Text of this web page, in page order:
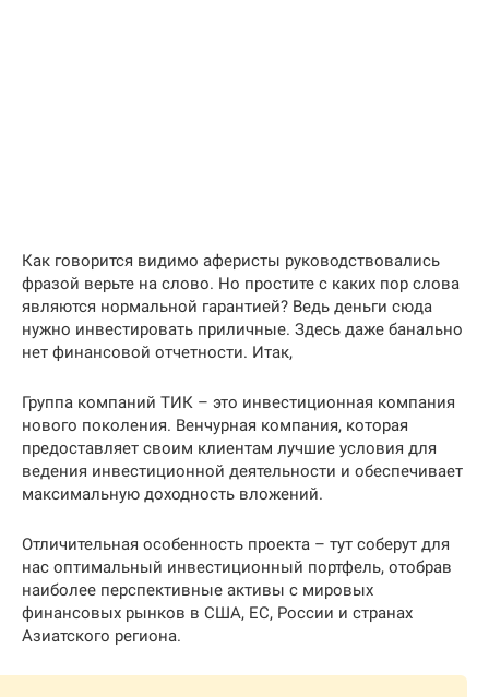
Как говорится видимо аферисты руководствовались
фразой верьте на слово. Но простите с каких пор слова
являются нормальной гарантией? Ведь деньги сюда
нужно инвестировать приличные. Здесь даже банально
нет финансовой отчетности. Итак,
Группа компаний ТИК – это инвестиционная компания
нового поколения. Венчурная компания, которая
предоставляет своим клиентам лучшие условия для
ведения инвестиционной деятельности и обеспечивает
максимальную доходность вложений.
Отличительная особенность проекта – тут соберут для
нас оптимальный инвестиционный портфель, отобрав
наиболее перспективные активы с мировых
финансовых рынков в США, ЕС, России и странах
Азиатского региона.